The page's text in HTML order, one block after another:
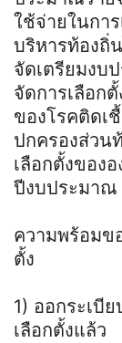
ใช้จ่ายในกา
บริหารท้องถิ่
จัดเตรียมงบ
จัดการเลือก
ของโรคติดเ
ปกครองส่วน
เลือกตั้งของ
ปีงบประมาณ
ความพร้อมข
ตั้ง
1) ออกระเบี
เลือกตั้งแล้ว